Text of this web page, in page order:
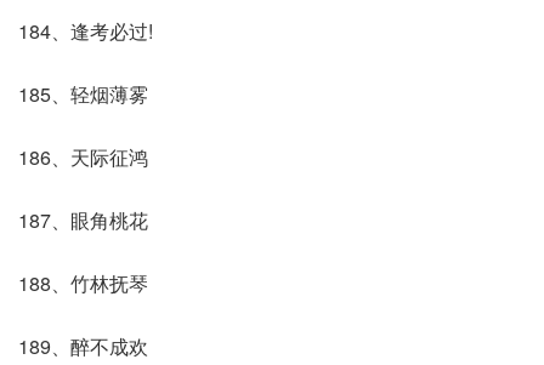
184、逢考必过!
185、轻烟薄雾
186、天际征鸿
187、眼角桃花
188、竹林抚琴
189、醉不成欢